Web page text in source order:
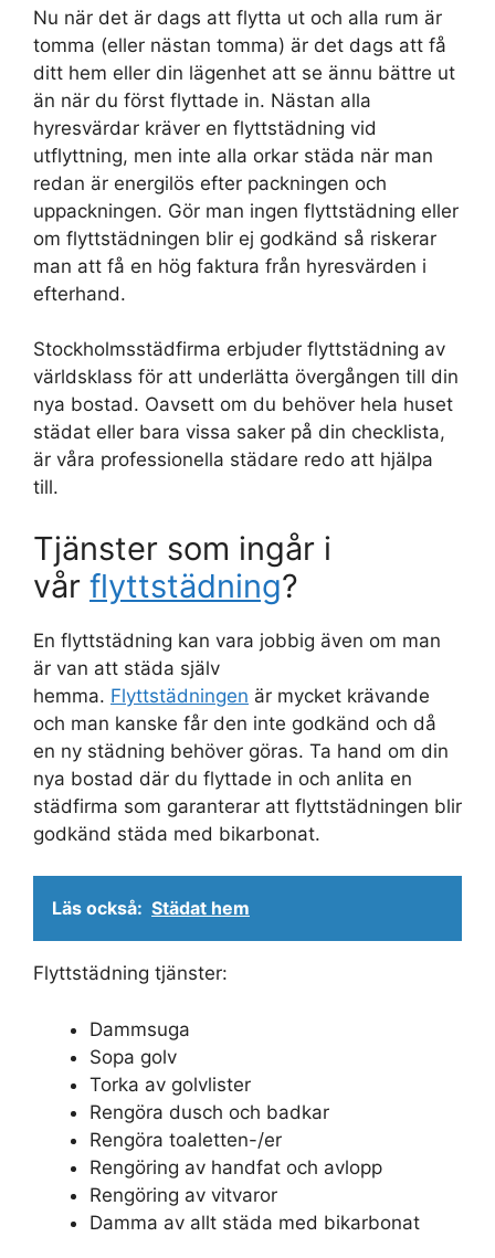
Nu när det är dags att flytta ut och alla rum är
tomma (eller nästan tomma) är det dags att få
ditt hem eller din lägenhet att se ännu bättre ut
än när du först flyttade in. Nästan alla
hyresvärdar kräver en flyttstädning vid
utflyttning, men inte alla orkar städa när man
redan är energilös efter packningen och
uppackningen. Gör man ingen flyttstädning eller
om flyttstädningen blir ej godkänd så riskerar
man att få en hög faktura från hyresvärden i
efterhand.
Stockholmsstädfirma erbjuder flyttstädning av
världsklass för att underlätta övergången till din
nya bostad. Oavsett om du behöver hela huset
städat eller bara vissa saker på din checklista,
är våra professionella städare redo att hjälpa
till.
Tjänster som ingår i
vår flyttstädning?
En flyttstädning kan vara jobbig även om man
är van att städa själv
hemma. Flyttstädningen är mycket krävande
och man kanske får den inte godkänd och då
en ny städning behöver göras. Ta hand om din
nya bostad där du flyttade in och anlita en
städfirma som garanterar att flyttstädningen blir
godkänd städa med bikarbonat.
Läs också: Städat hem
Flyttstädning tjänster:
Dammsuga
Sopa golv
Torka av golvlister
Rengöra dusch och badkar
Rengöra toaletten-/er
Rengöring av handfat och avlopp
Rengöring av vitvaror
Damma av allt städa med bikarbonat